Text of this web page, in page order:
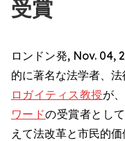
受賞
ロンドン発, Nov. 04,
的に著名な法学者、
ロガイティス教授が
ワードの受賞者とし
えて法改革と市民的